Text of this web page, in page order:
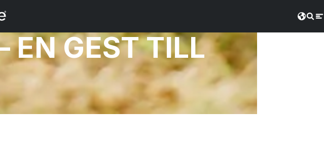
EN GEST TILL